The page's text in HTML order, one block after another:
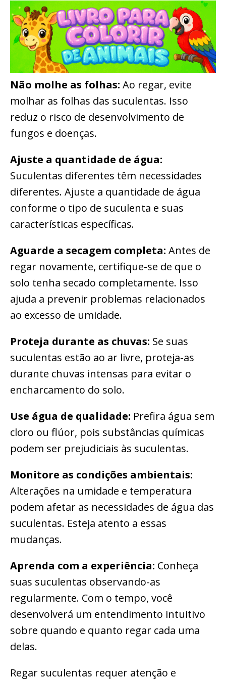
Não molhe as folhas: Ao regar, evite
molhar as folhas das suculentas. Isso
reduz o risco de desenvolvimento de
fungos e doenças.
Ajuste a quantidade de água:
Suculentas diferentes têm necessidades
diferentes. Ajuste a quantidade de água
conforme o tipo de suculenta e suas
características específicas.
Aguarde a secagem completa: Antes de
regar novamente, certifique-se de que o
solo tenha secado completamente. Isso
ajuda a prevenir problemas relacionados
ao excesso de umidade.
Proteja durante as chuvas: Se suas
suculentas estão ao ar livre, proteja-as
durante chuvas intensas para evitar o
encharcamento do solo.
Use água de qualidade: Prefira água sem
cloro ou flúor, pois substâncias químicas
podem ser prejudiciais às suculentas.
Monitore as condições ambientais:
Alterações na umidade e temperatura
podem afetar as necessidades de água das
suculentas. Esteja atento a essas
mudanças.
Aprenda com a experiência: Conheça
suas suculentas observando-as
regularmente. Com o tempo, você
desenvolverá um entendimento intuitivo
sobre quando e quanto regar cada uma
delas.
Regar suculentas requer atenção e